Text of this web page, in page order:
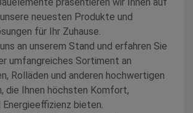
neuesten Produkte und
für Ihr Zuhause.
an unserem Stand und erfahren Sie
umfangreiches Sortiment an
Rolläden und anderen hochwertigen
die Ihnen höchsten Komfort,
Energieeffizienz bieten.